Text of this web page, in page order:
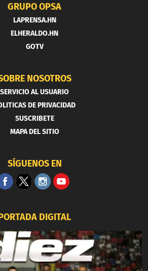
GRUPO OPSA
LAPRENSA.HN
ELHERALDO.HN
GOTV
NOSOTROS
SERVICIO AL USUARIO
DE PRIVACIDAD
SUSCRIBETE
MAPA DEL SITIO
SÍGUENOS EN
DIGITAL